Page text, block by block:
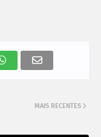
MAIS RECENTES